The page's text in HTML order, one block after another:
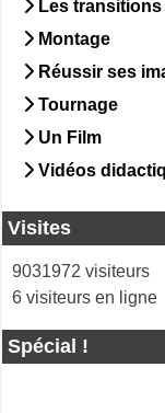
Les transitions
Montage
Réussir ses
Tournage
Un Film
Vidéos
Visites
9031972 visiteurs
6 visiteurs en ligne
Spécial !